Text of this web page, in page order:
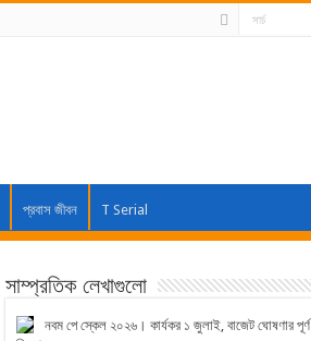
প্রবাস জীবন T Serial
সাম্প্রতিক লেখাগুলো
নবম পে স্কেল ২০২৬। কার্যকর ১ জুলাই, বাজেট ঘোষণার পূর্ণ